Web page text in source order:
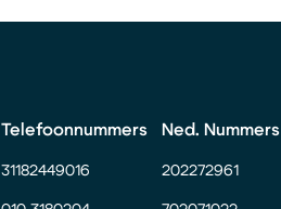
Telefoonnummers
31182449016
Ned. Nummers
202272961